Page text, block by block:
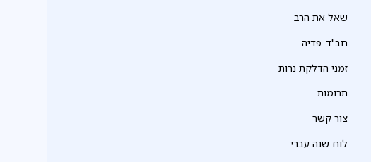
שאל את הרב
חב"ד-פדיה
זמני הדלקת נרות
תרומות
צור קשר
לוח שנה עברי